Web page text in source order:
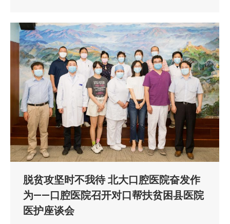
脱贫攻坚时不我待 北大口腔医院奋发作
为——口腔医院召开对口帮扶贫困县医院
医护座谈会